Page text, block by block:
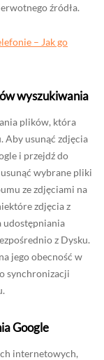
źródła.
– Jak go
wyszukiwania
plików, która
Aby usunąć zdjęcia
i przejdź do
usunąć wybrane pliki
ze zdjęciami na
zdjęcia z
udostępniania
z Dysku.
jego obecność w
synchronizacji
Google
internetowych,